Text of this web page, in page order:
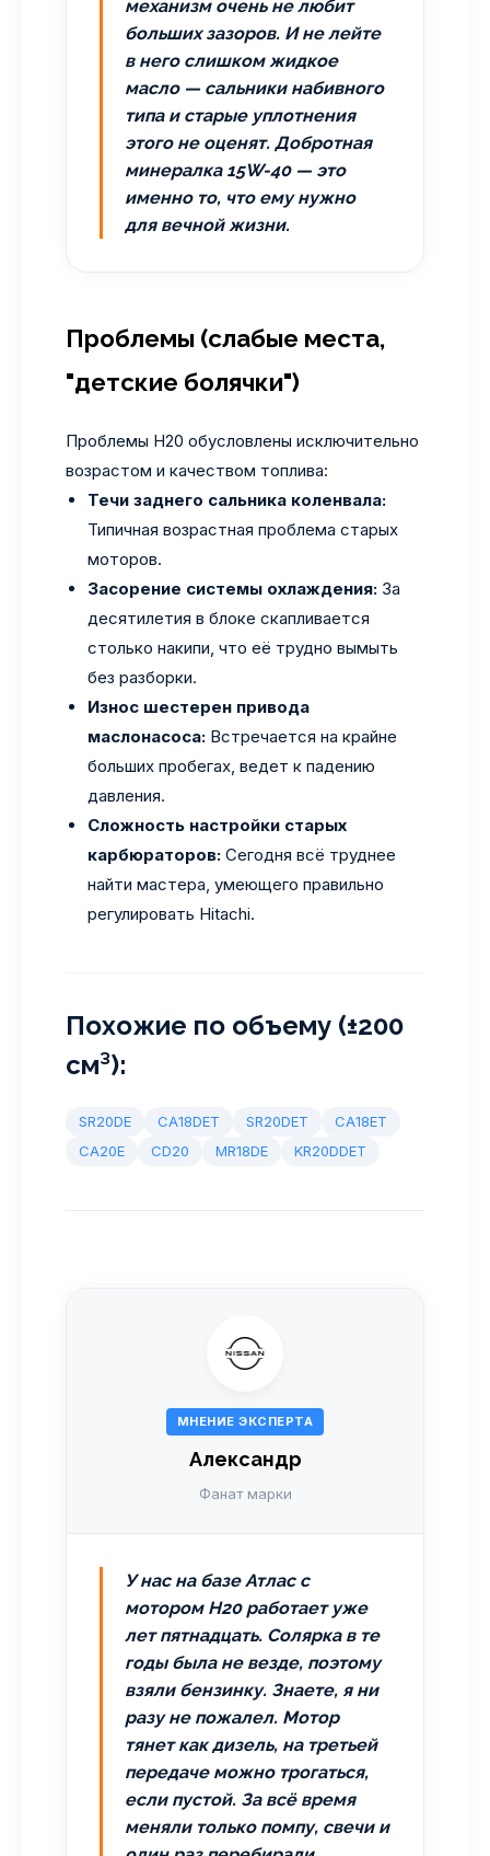
механизм очень не любит
больших зазоров. И не лейте
в него слишком жидкое
масло — сальники набивного
типа и старые уплотнения
этого не оценят. Добротная
минералка 15W-40 — это
именно то, что ему нужно
для вечной жизни.
Проблемы (слабые места,
"детские болячки")
Проблемы H20 обусловлены исключительно
возрастом и качеством топлива:
Течи заднего сальника коленвала:
Типичная возрастная проблема старых
моторов.
Засорение системы охлаждения: За
десятилетия в блоке скапливается
столько накипи, что её трудно вымыть
без разборки.
Износ шестерен привода
маслонасоса: Встречается на крайне
больших пробегах, ведет к падению
давления.
Сложность настройки старых
карбюраторов: Сегодня всё труднее
найти мастера, умеющего правильно
регулировать Hitachi.
Похожие по объему (±200
см³):
SR20DE CA18DET SR20DET
CA18ET
CA20E
CD20 MR18DE KR20DDET
МНЕНИЕ ЭКСПЕРТА
Александр
Фанат марки
У нас на базе Атлас с
мотором H20 работает уже
лет пятнадцать. Солярка в те
годы была не везде, поэтому
взяли бензинку. Знаете, я ни
разу не пожалел. Мотор
тянет как дизель, на третьей
передаче можно трогаться,
если пустой. За всё время
меняли только помпу, свечи и